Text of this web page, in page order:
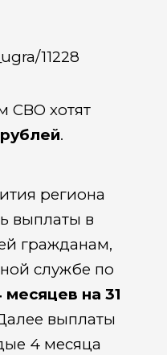
11228
СВО хотят
.
региона
выплаты в
гражданам,
службе по
на 31
выплаты
4 месяца